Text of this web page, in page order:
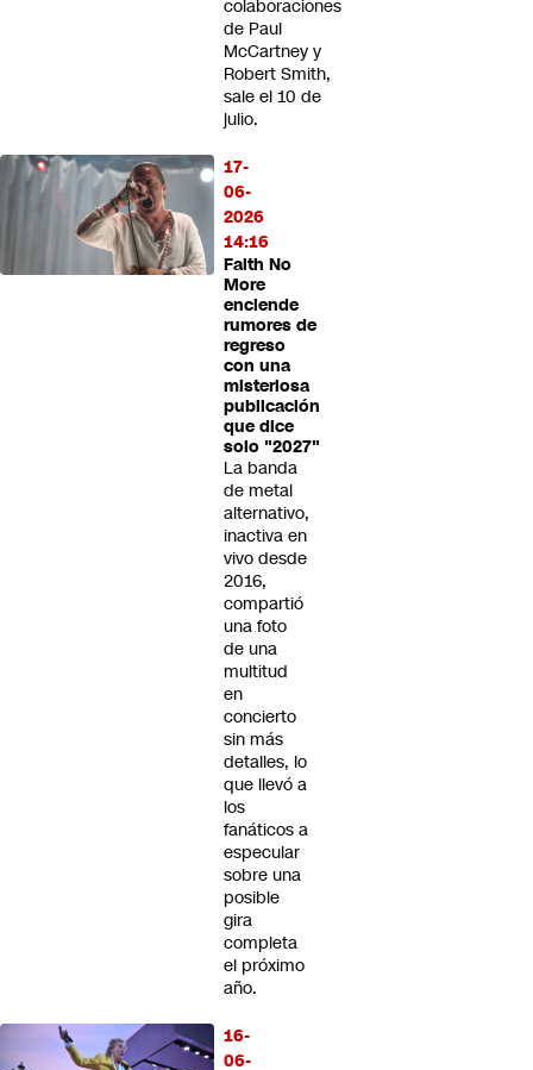
colaboraciones
de Paul
McCartney y
Robert Smith,
sale el 10 de
julio.
17-
06-
2026
14:16
Faith No
More
enciende
rumores de
regreso
con una
misteriosa
publicación
que dice
solo "2027"
La banda
de metal
alternativo,
inactiva en
vivo desde
2016,
compartió
una foto
de una
multitud
en
concierto
sin más
detalles, lo
que llevó a
los
fanáticos a
especular
sobre una
posible
gira
completa
el próximo
año.
16-
06-